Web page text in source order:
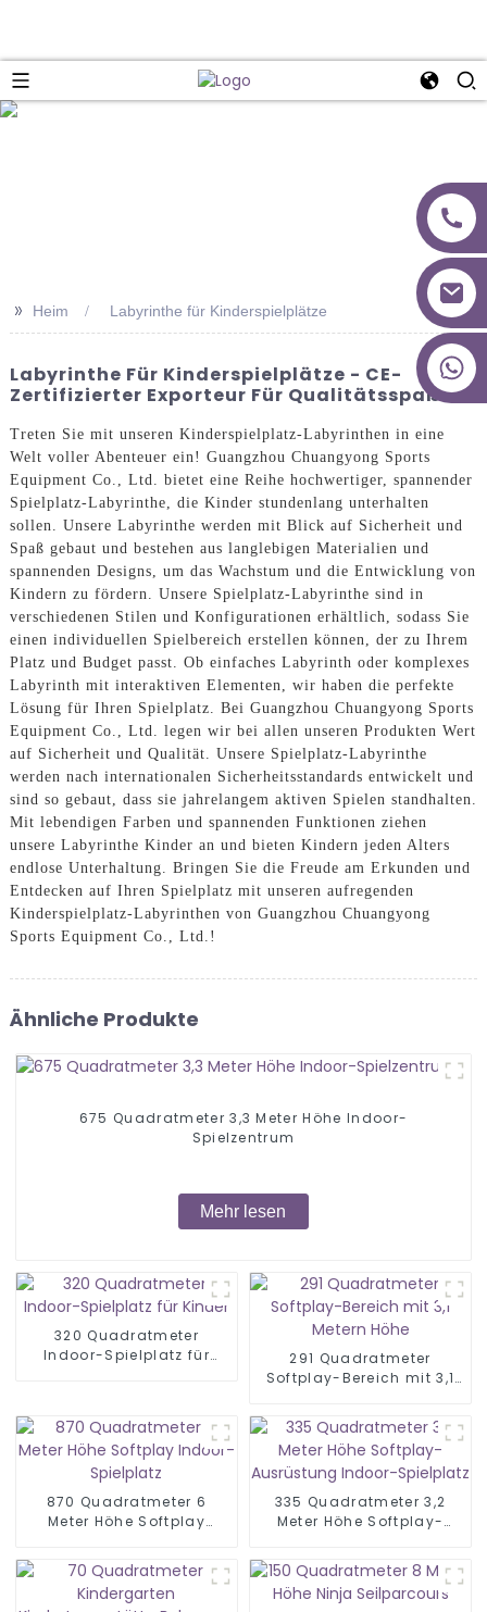
>> Heim Labyrinthe für Kinderspielplätze
Labyrinthe Für Kinderspielplätze - CE-
Zertifizierter Exporteur Für Qualitätsspaß
Treten Sie mit unseren Kinderspielplatz-Labyrinthen in eine
Welt voller Abenteuer ein! Guangzhou Chuangyong Sports
Equipment Co., Ltd. bietet eine Reihe hochwertiger, spannender
Spielplatz-Labyrinthe, die Kinder stundenlang unterhalten
sollen. Unsere Labyrinthe werden mit Blick auf Sicherheit und
Spaß gebaut und bestehen aus langlebigen Materialien und
spannenden Designs, um das Wachstum und die Entwicklung von
Kindern zu fördern. Unsere Spielplatz-Labyrinthe sind in
verschiedenen Stilen und Konfigurationen erhältlich, sodass Sie
einen individuellen Spielbereich erstellen können, der zu Ihrem
Platz und Budget passt. Ob einfaches Labyrinth oder komplexes
Labyrinth mit interaktiven Elementen, wir haben die perfekte
Lösung für Ihren Spielplatz. Bei Guangzhou Chuangyong Sports
Equipment Co., Ltd. legen wir bei allen unseren Produkten Wert
auf Sicherheit und Qualität. Unsere Spielplatz-Labyrinthe
werden nach internationalen Sicherheitsstandards entwickelt und
sind so gebaut, dass sie jahrelangem aktiven Spielen standhalten.
Mit lebendigen Farben und spannenden Funktionen ziehen
unsere Labyrinthe Kinder an und bieten Kindern jeden Alters
endlose Unterhaltung. Bringen Sie die Freude am Erkunden und
Entdecken auf Ihren Spielplatz mit unseren aufregenden
Kinderspielplatz-Labyrinthen von Guangzhou Chuangyong
Sports Equipment Co., Ltd.!
Ähnliche Produkte
675 Quadratmeter 3,3 Meter Höhe Indoor-
Spielzentrum
Mehr lesen
320 Quadratmeter
Indoor-Spielplatz für
291 Quadratmeter
Softplay-Bereich mit 3,1
870 Quadratmeter 6
Meter Höhe Softplay
335 Quadratmeter 3,2
Meter Höhe Softplay-
Spielplatz